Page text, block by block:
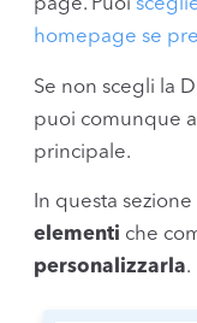
page. Puoi
homepage se
Se non scegli la
puoi comunque
principale.
In questa
elementi che
personalizzarla.